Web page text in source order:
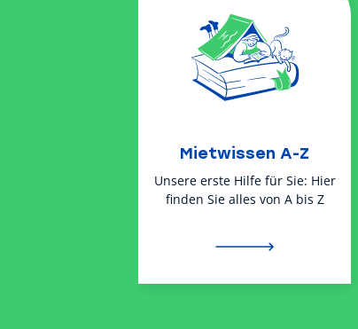
Mietwissen A-Z
Unsere erste Hilfe für Sie: Hier
finden Sie alles von A bis Z